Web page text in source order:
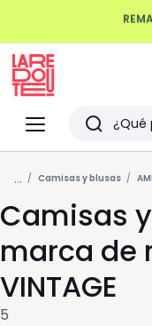
Menu
Redoute
Buscar
Últimos
vistos
... Camisas y blusas
Camisas
marca de
VINTAGE
5